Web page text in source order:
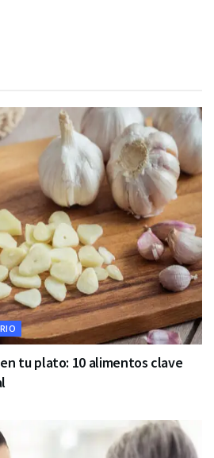
tu plato: 10 alimentos clave